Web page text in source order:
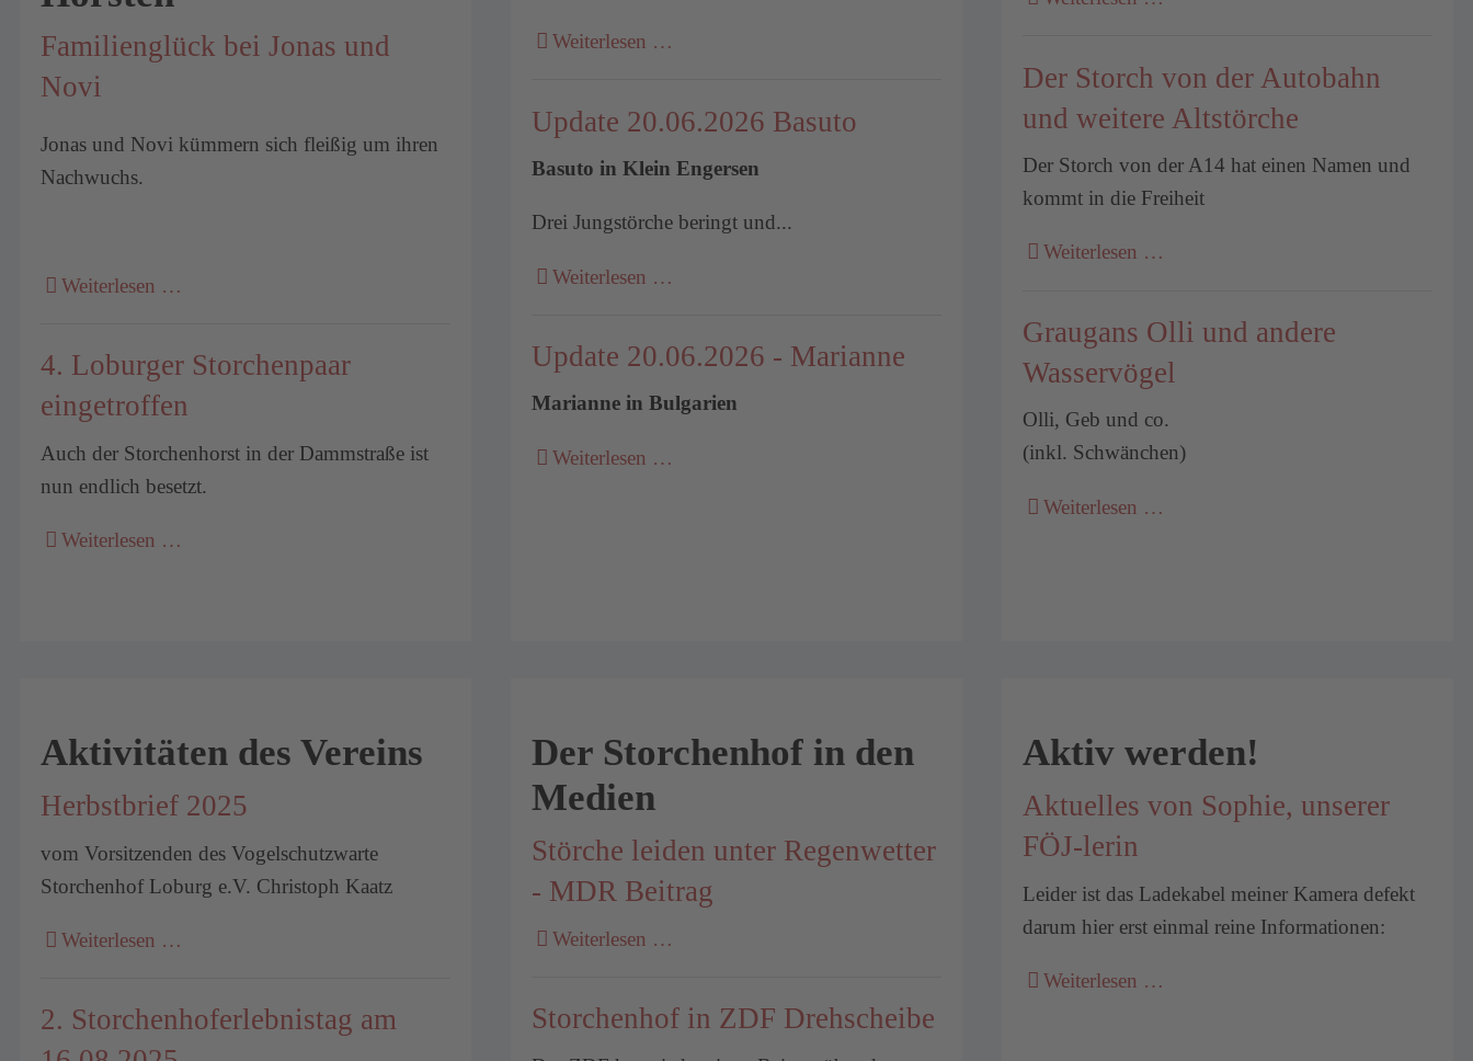
Familienglück bei Jonas und
Novi
Jonas und Novi kümmern sich fleißig um ihren
Nachwuchs.
Weiterlesen …
4. Loburger Storchenpaar
eingetroffen
Auch der Storchenhorst in der Dammstraße ist
nun endlich besetzt.
Weiterlesen …
Weiterlesen …
Update 20.06.2026 Basuto
Basuto in Klein Engersen
Drei Jungstörche beringt und...
Weiterlesen …
Update 20.06.2026 - Marianne
Marianne in Bulgarien
Weiterlesen …
Der Storch von der Autobahn
und weitere Altstörche
Der Storch von der A14 hat einen Namen und
kommt in die Freiheit
Weiterlesen …
Graugans Olli und andere
Wasservögel
Olli, Geb und co.
(inkl. Schwänchen)
Weiterlesen …
Aktivitäten des Vereins
Herbstbrief 2025
vom Vorsitzenden des Vogelschutzwarte
Storchenhof Loburg e.V. Christoph Kaatz
Weiterlesen …
2. Storchenhoferlebnistag am
Der Storchenhof in den
Medien
Störche leiden unter Regenwetter
- MDR Beitrag
Weiterlesen …
Storchenhof in ZDF Drehscheibe
Aktiv werden!
Aktuelles von Sophie, unserer
FÖJ-lerin
Leider ist das Ladekabel meiner Kamera defekt
darum hier erst einmal reine Informationen:
Weiterlesen …